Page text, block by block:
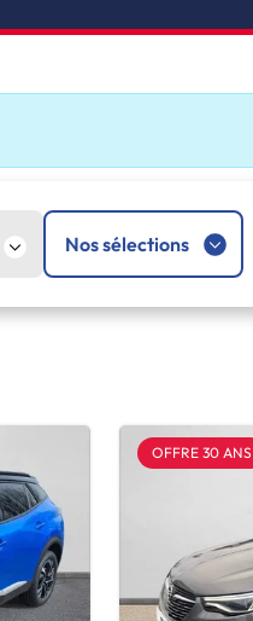
Nos sélections
OFFRE 30 ANS